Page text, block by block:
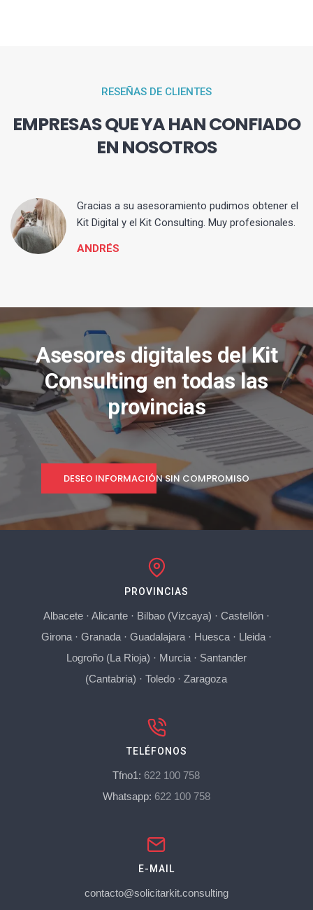
RESEÑAS DE CLIENTES
EMPRESAS QUE YA HAN CONFIADO
EN NOSOTROS
Gracias a su asesoramiento pudimos obtener el
Kit Digital y el Kit Consulting. Muy profesionales.
ANDRÉS
Asesores digitales del Kit
Consulting en todas las
provincias
DESEO INFORMACIÓN SIN COMPROMISO
PROVINCIAS
Albacete· Alicante· Bilbao (Vizcaya) · Castellón·
Girona· Granada· Guadalajara· Huesca· Lleida·
Logroño (La Rioja) · Murcia· Santander
(Cantabria) ·Toledo ·Zaragoza
TELÉFONOS
Tfno1: 622 100 758
Whatsapp: 622 100 758
E-MAIL
contacto@solicitarkit.consulting